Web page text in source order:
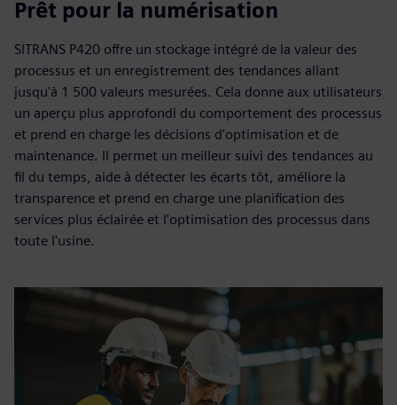
Prêt pour la numérisation
SITRANS P420 offre un stockage intégré de la valeur des
processus et un enregistrement des tendances allant
jusqu'à 1 500 valeurs mesurées. Cela donne aux utilisateurs
un aperçu plus approfondi du comportement des processus
et prend en charge les décisions d'optimisation et de
maintenance. Il permet un meilleur suivi des tendances au
fil du temps, aide à détecter les écarts tôt, améliore la
transparence et prend en charge une planification des
services plus éclairée et l'optimisation des processus dans
toute l'usine.